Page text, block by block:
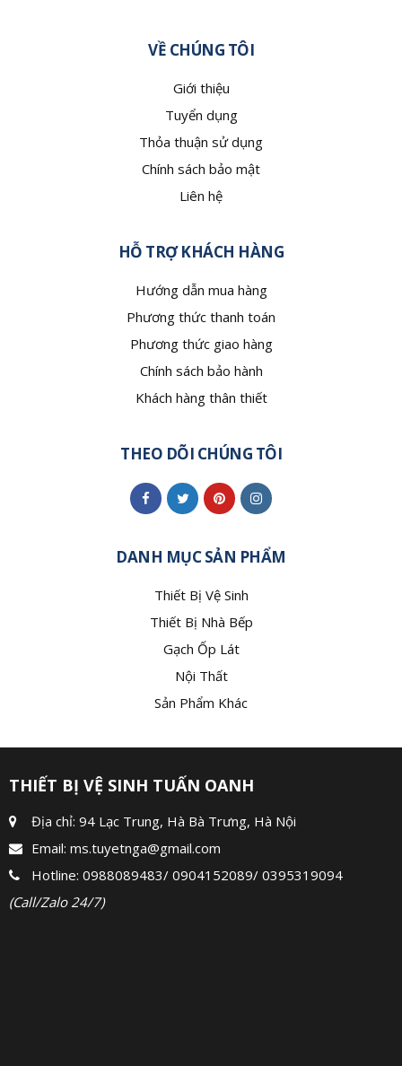
VỀ CHÚNG TÔI
Giới thiệu
Tuyển dụng
Thỏa thuận sử dụng
Chính sách bảo mật
Liên hệ
HỖ TRỢ KHÁCH HÀNG
Hướng dẫn mua hàng
Phương thức thanh toán
Phương thức giao hàng
Chính sách bảo hành
Khách hàng thân thiết
THEO DÕI CHÚNG TÔI
DANH MỤC SẢN PHẨM
Thiết Bị Vệ Sinh
Thiết Bị Nhà Bếp
Gạch Ốp Lát
Nội Thất
Sản Phẩm Khác
THIẾT BỊ VỆ SINH TUẤN OANH
Địa chỉ: 94 Lạc Trung, Hà Bà Trưng, Hà Nội
Email: ms.tuyetnga@gmail.com
Hotline: 0988089483/ 0904152089/ 0395319094
(Call/Zalo 24/7)